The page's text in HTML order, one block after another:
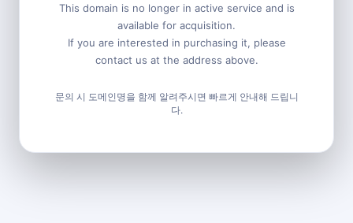
This domain is no longer in active service and is
available for acquisition.
If you are interested in purchasing it, please
contact us at the address above.
문의 시 도메인명을 함께 알려주시면 빠르게 안내해 드립니
다.